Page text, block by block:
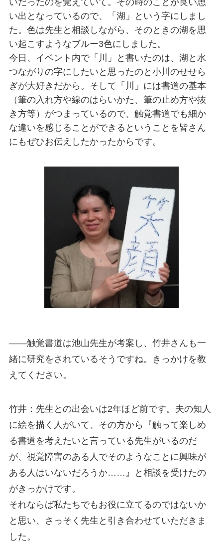
いだったのを覚えていて。その時のことが良い思
い出となっているので、「湖」という字にしまし
た。色は先生と相談しながら、そのときの湖を思
い起こすようなブルー3色にしました。
今日、イベント内で「川」と書いたのは、湖と水
つながりの字にしたいと思ったのと小川のせせら
ぎが大好きだから。そして「川」には書道の基本
（筆の入れ方や線のはらいかた、筆の止め方や抜
き方等）がつまっているので、触覚書道でも細か
な違いを感じることができるということを皆さん
にもぜひお伝えしたかったからです。
――触覚書道は池山先生が考案し、竹井さんも一
緒に研究をされているそうですね。きっかけを教
えてください。
竹井：先生との出会いは2年ほど前です。夫の知人
に絵を描く人がいて、その方から『触って楽しめ
る書道を考えたいと言っている先生がいるのだ
が、視覚障害のある人でそのようなことに興味が
ある人はいないだろうか……』と相談を受けたの
がきっかけです。
それならば私たちでもお役に立てるのではないか
と思い、さっそく先生と引き合わせていただきま
した。